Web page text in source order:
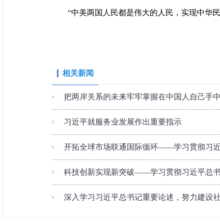
“中美两国人民都是伟大的人民，实现中华
相关新闻
把两岸关系的未来牢牢掌握在中国人自己
习近平就服务业发展作出重要指示
开拓全球市场联通国际循环——学习贯彻习
科技创新实现新突破——学习贯彻习近平总
深入学习习近平总书记重要论述，努力建设